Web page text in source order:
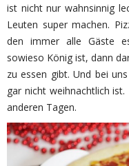
ist nicht nur wahnsinnig
Leuten super machen.
den immer alle Gäste
sowieso König ist, dann
zu essen gibt. Und bei
gar nicht weihnachtlich
anderen Tagen.